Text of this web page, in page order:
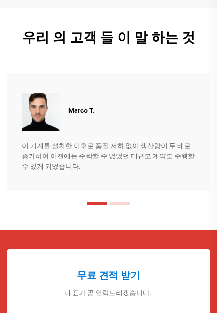
우리 의 고객 들 이 말 하는 것
Marco T.
이 기계를 설치한 이후로 품질 저하 없이 생산량이 두 배로
증가하여 이전에는 수락할 수 없었던 대규모 계약도 수행할
수 있게 되었습니다.
무료 견적 받기
대표가 곧 연락드리겠습니다.